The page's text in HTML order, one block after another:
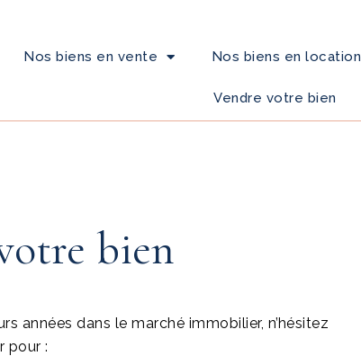
Nos biens en vente Nos biens en location
Vendre votre bien
bien
années dans le marché immobilier, n’hésitez
pour :